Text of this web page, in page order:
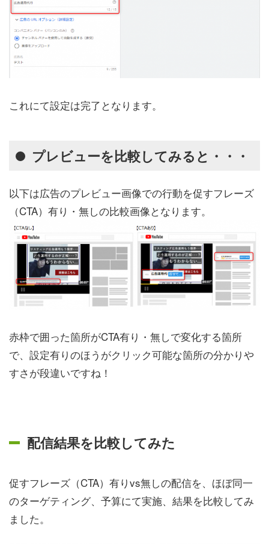
これにて設定は完了となります。
プレビューを比較してみると・・・
以下は広告のプレビュー画像での行動を促すフレーズ
（CTA）有り・無しの比較画像となります。
赤枠で囲った箇所がCTA有り・無しで変化する箇所
で、設定有りのほうがクリック可能な箇所の分かりや
すさが段違いですね！
配信結果を比較してみた
促すフレーズ（CTA）有りvs無しの配信を、ほぼ同一
のターゲティング、予算にて実施、結果を比較してみ
ました。